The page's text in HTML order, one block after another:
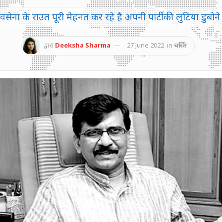
के राउत पूरी मेहनत कर रहे है अपनी पार्टी की लुटिया
द्वारा Deeksha Sharma 27 June 2022 in चर्चित